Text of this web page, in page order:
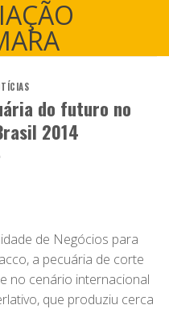
do futuro no
2014
de Negócios para
a pecuária de corte
no cenário internacional
que produziu cerca